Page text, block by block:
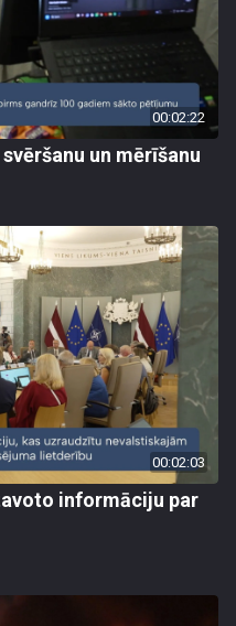
00:02:22
un mērīšanu
00:02:03
informāciju par